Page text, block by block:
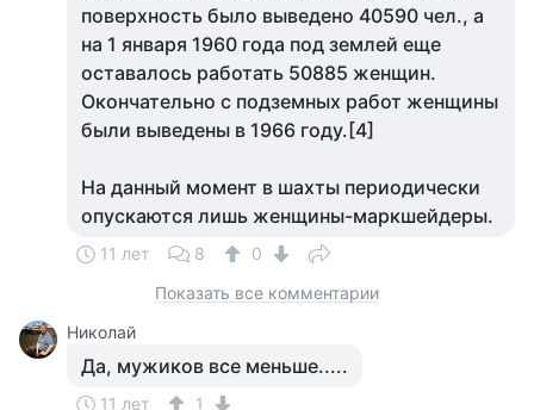
поверхность было выведено 40590 чел., а
на 1 января 1960 года под землей еще
оставалось работать 50885 женщин.
Окончательно с подземных работ женщины
были выведены в 1966 году.[4]
На данный момент в шахты периодически
опускаются лишь женщины-маркшейдеры.
11 лет 8
0
Показать все комментарии
Николай
Да, мужиков все меньше.....
11 лет
1